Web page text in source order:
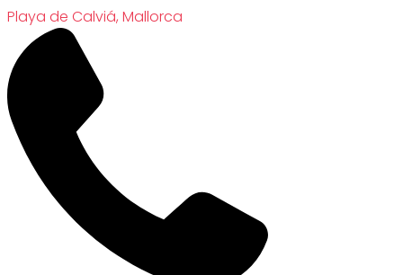
Playa de Calviá, Mallorca